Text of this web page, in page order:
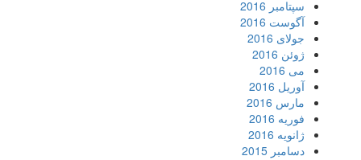
سپتامبر 2016
آگوست 2016
جولای 2016
ژوئن 2016
می 2016
آوریل 2016
مارس 2016
فوریه 2016
ژانویه 2016
دسامبر 2015